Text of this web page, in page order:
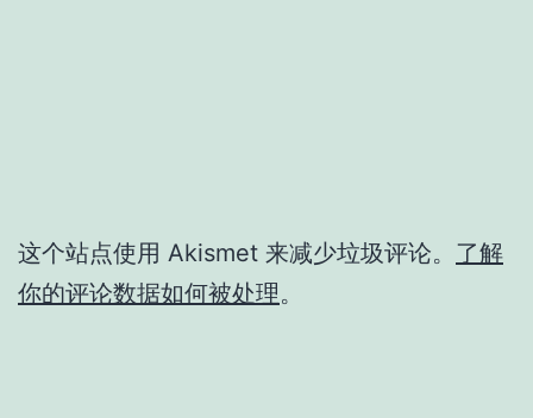
这个站点使用 Akismet 来减少垃圾评论。 了解
你的评论数据如何被处理。